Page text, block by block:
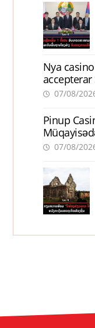
Nya
07/08/
Pinup
07/08/